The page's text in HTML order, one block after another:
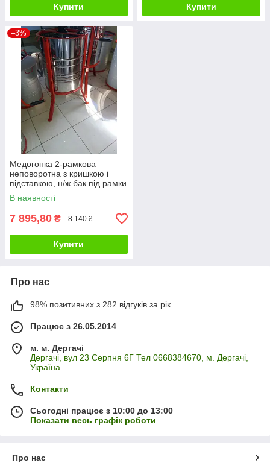
Купити Купити
–3%
Медогонка 2-рамкова
неповоротна з кришкою і
підставкою, н/ж бак під рамки
Дадан
В наявності
7 895,80 ₴ 8 140 ₴
Купити
Про нас
98% позитивних з 282 відгуків за рік
Працює з 26.05.2014
м. м. Дергачі
Дергачі, вул 23 Серпня 6Г Тел 0668384670, м. Дергачі,
Україна
Контакти
Сьогодні працює з 10:00 до 13:00
Показати весь графік роботи
Про нас